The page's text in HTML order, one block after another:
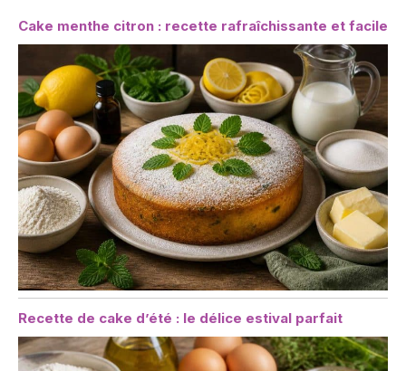
Cake menthe citron : recette rafraîchissante et facile
Recette de cake d’été : le délice estival parfait